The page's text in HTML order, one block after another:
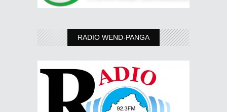
RADIO WEND-PANGA